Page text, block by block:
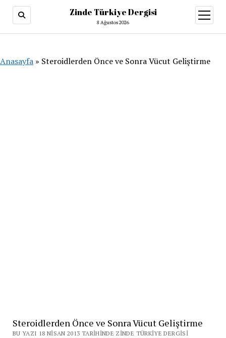
Zinde Türkiye Dergisi
8 Ağustos 2026
aç
Anasayfa » Steroidlerden Önce ve Sonra Vücut Geliştirme
Steroidlerden Önce ve Sonra Vücut Geliştirme
BU YAZI 18 NISAN 2013 TARIHINDE ZINDE TÜRKIYE DERGISI